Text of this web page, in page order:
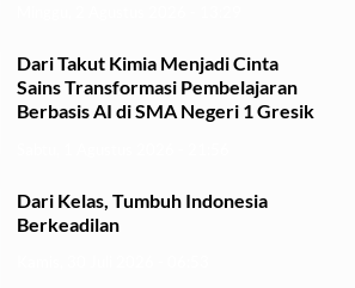
Dari Takut Kimia Menjadi Cinta
Sains Transformasi Pembelajaran
Berbasis AI di SMA Negeri 1 Gresik
Dari Kelas, Tumbuh Indonesia
Berkeadilan